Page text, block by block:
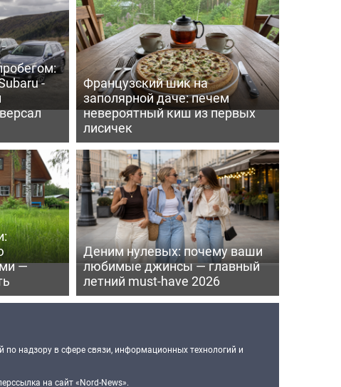
-
Французский шик на
заполярной даче: печем
невероятный киш из первых
лисичек
—
Деним нулевых: почему ваши
любимые джинсы — главный
летний must-have 2026
надзору в сфере связи, информационных технологий и
на сайт «Nord-News».